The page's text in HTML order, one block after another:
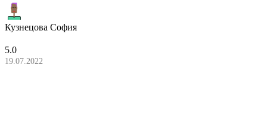
Кузнецова София
5.0
19.07.2022